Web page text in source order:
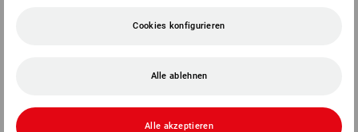
Cookies konfigurieren
Alle ablehnen
Alle akzeptieren